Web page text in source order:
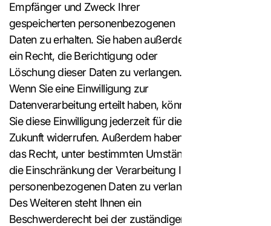
Empfänger und Zweck Ihrer
gespeicherten personenbezogenen
Daten zu erhalten. Sie haben außerdem
ein Recht, die Berichtigung oder
Löschung dieser Daten zu verlangen.
Wenn Sie eine Einwilligung zur
Datenverarbeitung erteilt haben, können
Sie diese Einwilligung jederzeit für die
Zukunft widerrufen. Außerdem haben Sie
das Recht, unter bestimmten Umständen
die Einschränkung der Verarbeitung Ihrer
personenbezogenen Daten zu verlangen.
Des Weiteren steht Ihnen ein
Beschwerderecht bei der zuständigen